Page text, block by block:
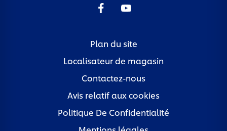
Plan du site
Localisateur de magasin
Contactez-nous
Avis relatif aux cookies
Politique De Confidentialité